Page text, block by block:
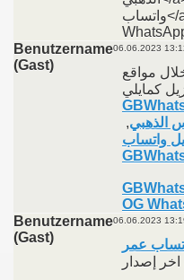
واتساب</a>، <a href="https://plusgbwhats.app/en/">GB
Benutzername
(Gast)
06.06.2023
مواقع
الذهبي,
واتساب
OG
Benutzername
(Gast)
06.06.2023
عمر